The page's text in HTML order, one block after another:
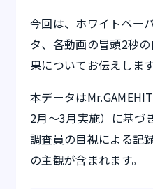
今回は、ホワイトペー
タ、各動画の冒頭2秒
果についてお伝えします
本データは
2月〜3月実施）に基づ
調査員の目視による記
の主観が含まれます。